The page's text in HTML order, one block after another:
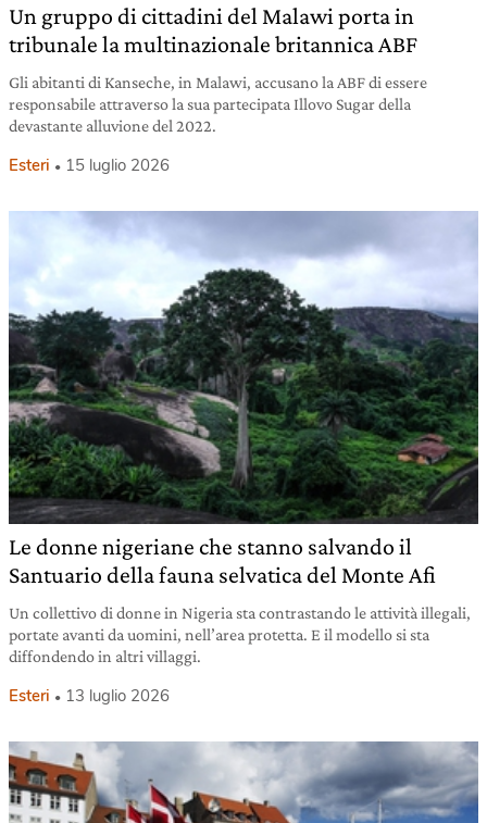
Un gruppo di cittadini del Malawi porta in
tribunale la multinazionale britannica ABF
Gli abitanti di Kanseche, in Malawi, accusano la ABF di essere
responsabile attraverso la sua partecipata Illovo Sugar della
devastante alluvione del 2022.
Esteri 15 luglio 2026
Le donne nigeriane che stanno salvando il
Santuario della fauna selvatica del Monte Afi
Un collettivo di donne in Nigeria sta contrastando le attività illegali,
portate avanti da uomini, nell’area protetta. E il modello si sta
diffondendo in altri villaggi.
Esteri 13 luglio 2026